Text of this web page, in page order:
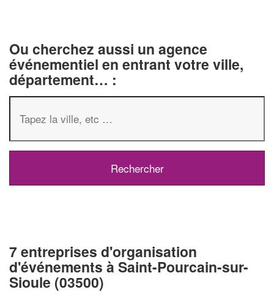
Ou cherchez aussi un agence
événementiel en entrant votre ville,
département… :
7 entreprises d'organisation
d'événements à Saint-Pourcain-sur-
Sioule (03500)